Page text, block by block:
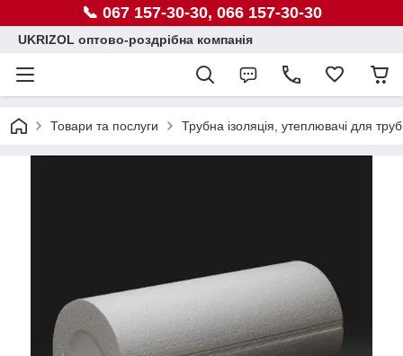
📞 067 157-30-30, 066 157-30-30
UKRIZOL оптово-роздрібна компанія
Товари та послуги Трубна ізоляція, утеплювачі для труб